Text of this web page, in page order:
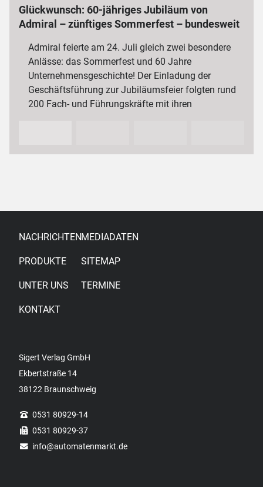
Glückwunsch: 60-jähriges Jubiläum von
Admiral – zünftiges Sommerfest – bundesweit
Admiral feierte am 24. Juli gleich zwei besondere
Anlässe: das Sommerfest und 60 Jahre
Unternehmensgeschichte! Der Einladung der
Geschäftsführung zur Jubiläumsfeier folgten rund
200 Fach- und Führungskräfte mit ihren
NACHRICHTEN
PRODUKTE
UNTER UNS
KONTAKT
MEDIADATEN
SITEMAP
TERMINE
Sigert Verlag GmbH
Ekbertstraße 14
38122 Braunschweig
0531 80929-14
0531 80929-37
info@automatenmarkt.de